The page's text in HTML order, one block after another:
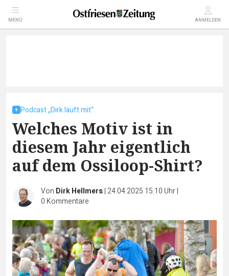
MENÜ ANMELDEN
Podcast „Dirk läuft mit“
Welches Motiv ist in
diesem Jahr eigentlich
auf dem Ossiloop-Shirt?
Von Dirk Hellmers| 24.04.2025 15:10 Uhr|
0 Kommentare